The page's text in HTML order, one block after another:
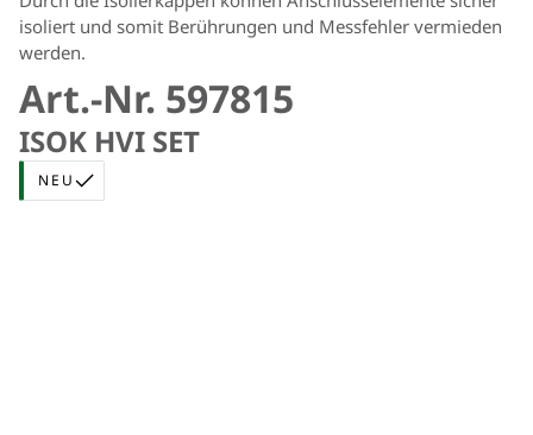
isoliert und somit Berührungen und Messfehler vermieden
werden.
Art.-Nr. 597815
ISOK HVI SET
NEU